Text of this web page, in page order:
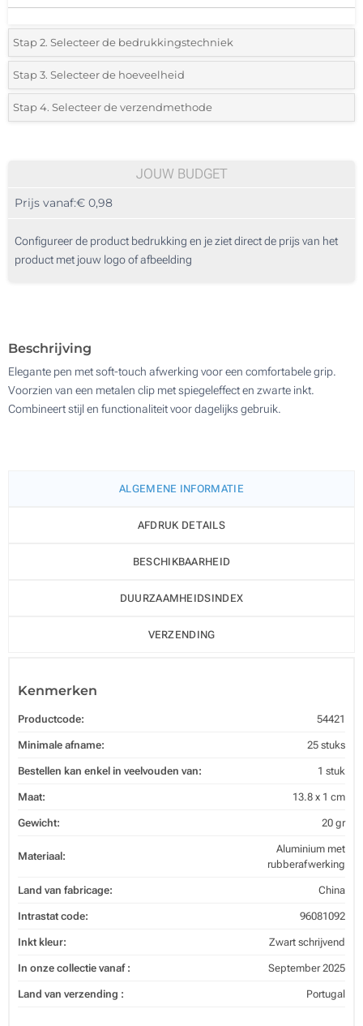
Stap 2. Selecteer de bedrukkingstechniek
*Selecteer de bedrukking en kleuren van het logo:
Lasergravering (Op de clip)
Digitale full colour bedrukking (Enkelzijdig)
Stap 3. Selecteer de hoeveelheid
*Selecteer uit de lijst of voeg het gewenste aantal in
50
250
Stap 4. Selecteer de verzendmethode
JOUW BUDGET
Prijs vanaf:€ 0,98
Configureer de product bedrukking en je ziet direct de prijs van het
product met jouw logo of afbeelding
Beschrijving
Elegante pen met soft-touch afwerking voor een comfortabele grip.
Voorzien van een metalen clip met spiegeleffect en zwarte inkt.
Combineert stijl en functionaliteit voor dagelijks gebruik.
ALGEMENE INFORMATIE
AFDRUK DETAILS
BESCHIKBAARHEID
DUURZAAMHEIDSINDEX
VERZENDING
Kenmerken
Productcode: 54421
Minimale afname: 25 stuks
Bestellen kan enkel in veelvouden van: 1 stuk
Maat: 13.8 x 1 cm
Gewicht: 20 gr
Materiaal:
Aluminium met
rubberafwerking
Land van fabricage: China
Intrastat code: 96081092
Inkt kleur: Zwart schrijvend
In onze collectie vanaf : September 2025
Land van verzending : Portugal